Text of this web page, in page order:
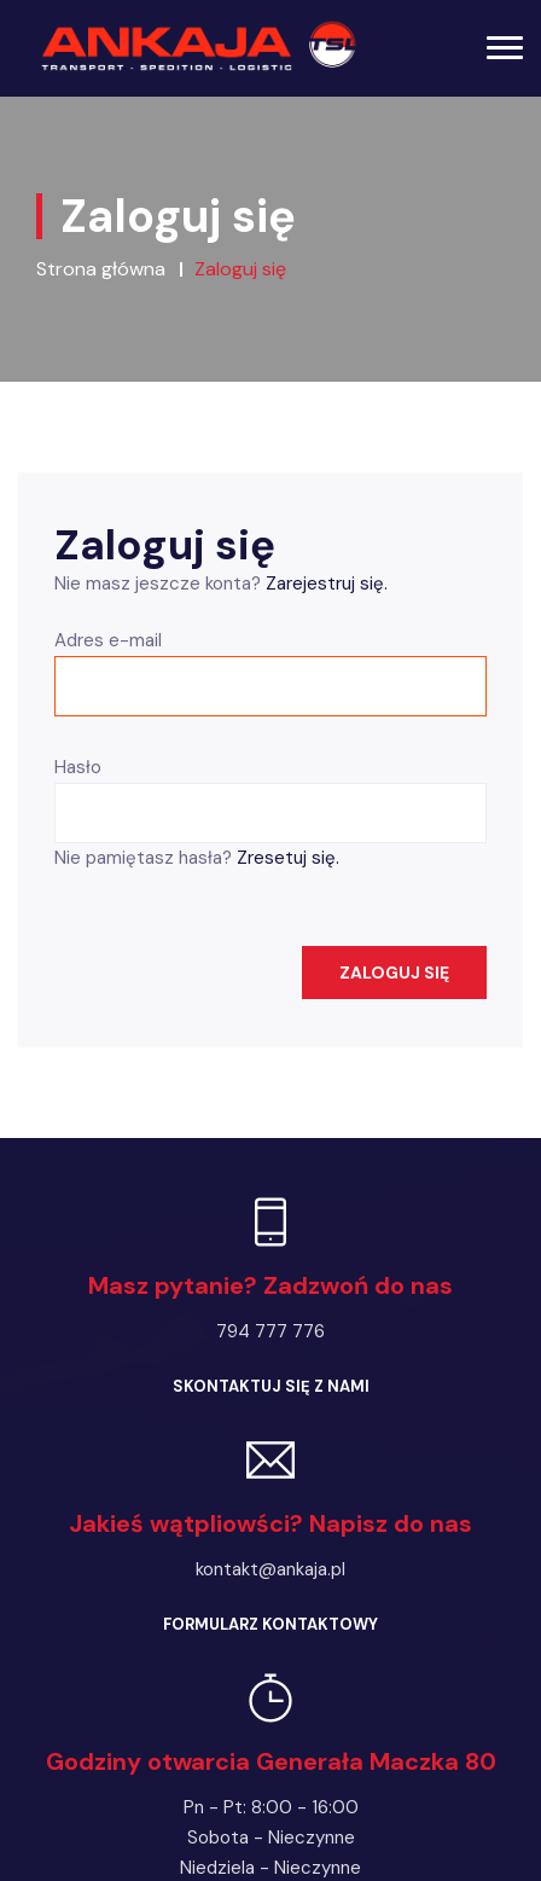
Zaloguj się
Strona główna Zaloguj się
Zaloguj się
Nie masz jeszcze konta? Zarejestruj się.
Adres e-mail
Hasło
Nie pamiętasz hasła? Zresetuj się.
ZALOGUJ SIĘ
Masz pytanie? Zadzwoń do nas
794 777 776
SKONTAKTUJ SIĘ Z NAMI
Jakieś wątpliowści? Napisz do nas
kontakt@ankaja.pl
FORMULARZ KONTAKTOWY
Godziny otwarcia Generała Maczka 80
Pn - Pt: 8:00 - 16:00
Sobota - Nieczynne
Niedziela - Nieczynne